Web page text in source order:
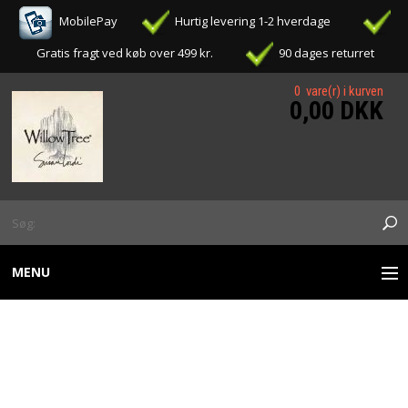
MobilePay
Hurtig levering 1-2 hverdage
Gratis fragt ved køb over 499 kr.
90 dages returret
0 vare(r) i kurven
0,00 DKK
MENU